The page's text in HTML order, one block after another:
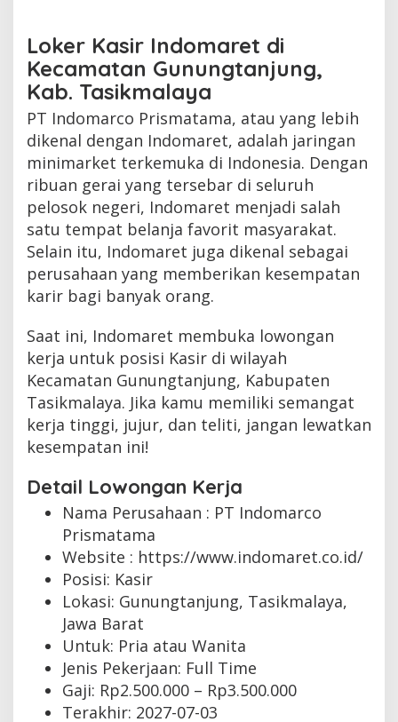
Loker Kasir Indomaret di
Kecamatan Gunungtanjung,
Kab. Tasikmalaya
PT Indomarco Prismatama, atau yang lebih
dikenal dengan Indomaret, adalah jaringan
minimarket terkemuka di Indonesia. Dengan
ribuan gerai yang tersebar di seluruh
pelosok negeri, Indomaret menjadi salah
satu tempat belanja favorit masyarakat.
Selain itu, Indomaret juga dikenal sebagai
perusahaan yang memberikan kesempatan
karir bagi banyak orang.
Saat ini, Indomaret membuka lowongan
kerja untuk posisi Kasir di wilayah
Kecamatan Gunungtanjung, Kabupaten
Tasikmalaya. Jika kamu memiliki semangat
kerja tinggi, jujur, dan teliti, jangan lewatkan
kesempatan ini!
Detail Lowongan Kerja
Nama Perusahaan : PT Indomarco
Prismatama
Website : https://www.indomaret.co.id/
Posisi: Kasir
Lokasi: Gunungtanjung, Tasikmalaya,
Jawa Barat
Untuk: Pria atau Wanita
Jenis Pekerjaan: Full Time
Gaji: Rp2.500.000 – Rp3.500.000
Terakhir: 2027-07-03